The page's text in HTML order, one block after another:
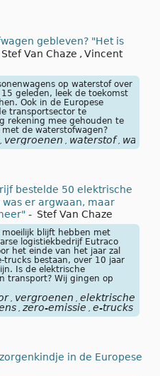
gebleven? "Het is
Stef Van Chaze , Vincent
op waterstof over
geleden, leek de toekomst
Ook in de Europese
transportsector te
rekening mee gehouden te
de waterstofwagen?
vergroenen waterstof
bestelde 50 elektrische
er argwaan, maar
- Stef Van Chaze
blijft hebben met
logistiekbedrijf Eutraco
het einde van het jaar zal
bestaan, over 10 jaar
Is de elektrische
transport? Wij gingen op
vergroenen
elektrische
zero-emissie e-trucks
in de Europese